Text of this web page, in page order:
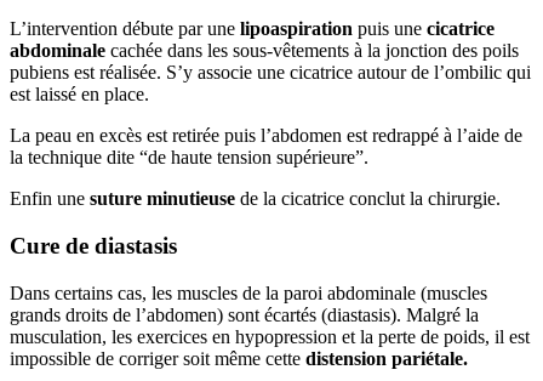
L’intervention débute par une lipoaspiration puis une cicatrice
abdominale cachée dans les sous-vêtements à la jonction des poils
pubiens est réalisée. S’y associe une cicatrice autour de l’ombilic qui
est laissé en place.
La peau en excès est retirée puis l’abdomen est redrappé à l’aide de
la technique dite “de haute tension supérieure”.
Enfin une suture minutieuse de la cicatrice conclut la chirurgie.
Cure de diastasis
Dans certains cas, les muscles de la paroi abdominale (muscles
grands droits de l’abdomen) sont écartés (diastasis). Malgré la
musculation, les exercices en hypopression et la perte de poids, il est
impossible de corriger soit même cette distension pariétale.